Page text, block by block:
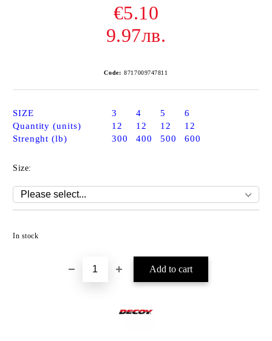
€5.10
9.97лв.
Code: 8717009747811
SIZE 3 4 5
6
Quantity (units)
12 12 12
12
Strenght (lb)
300 400 500 600
Size:
In stock